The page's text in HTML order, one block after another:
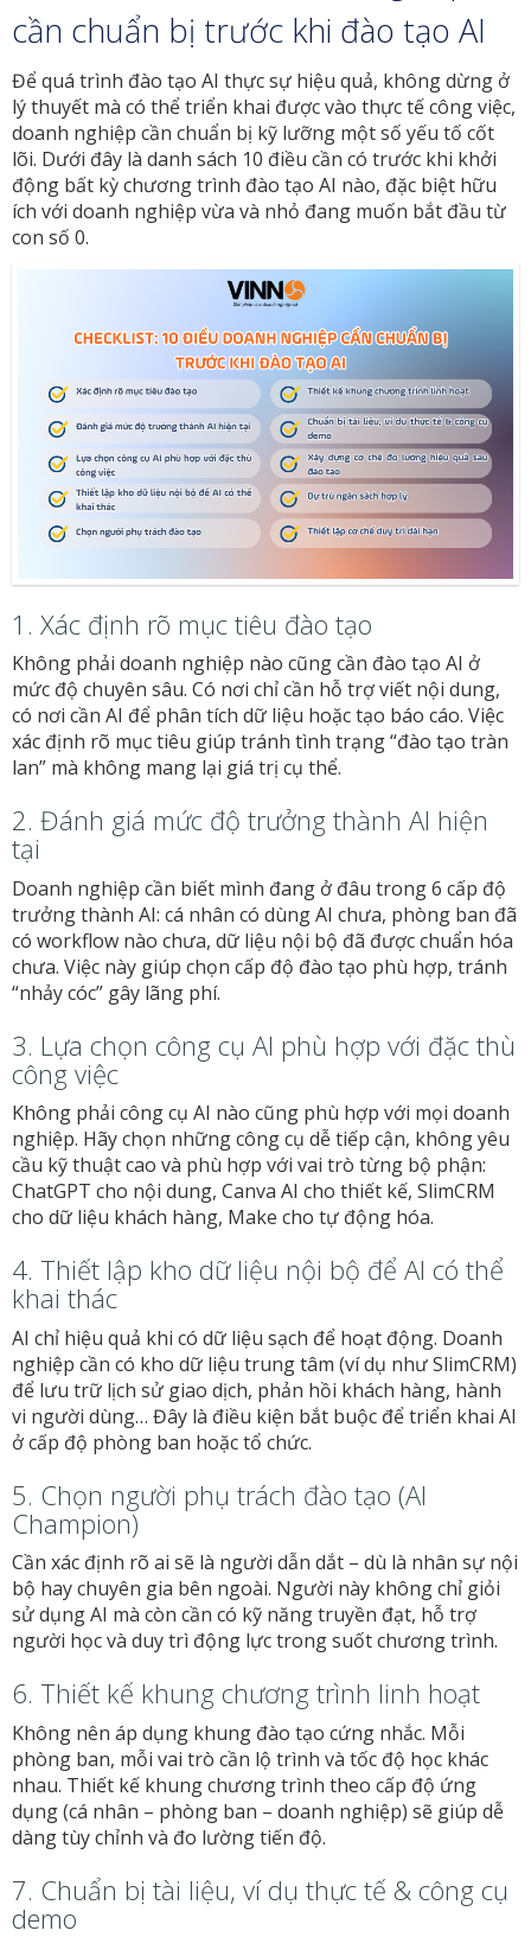
cần chuẩn bị trước khi đào tạo AI
Để quá trình đào tạo AI thực sự hiệu quả, không dừng ở
lý thuyết mà có thể triển khai được vào thực tế công việc,
doanh nghiệp cần chuẩn bị kỹ lưỡng một số yếu tố cốt
lõi. Dưới đây là danh sách 10 điều cần có trước khi khởi
động bất kỳ chương trình đào tạo AI nào, đặc biệt hữu
ích với doanh nghiệp vừa và nhỏ đang muốn bắt đầu từ
con số 0.
1. Xác định rõ mục tiêu đào tạo
Không phải doanh nghiệp nào cũng cần đào tạo AI ở
mức độ chuyên sâu. Có nơi chỉ cần hỗ trợ viết nội dung,
có nơi cần AI để phân tích dữ liệu hoặc tạo báo cáo. Việc
xác định rõ mục tiêu giúp tránh tình trạng “đào tạo tràn
lan” mà không mang lại giá trị cụ thể.
2. Đánh giá mức độ trưởng thành AI hiện
tại
Doanh nghiệp cần biết mình đang ở đâu trong 6 cấp độ
trưởng thành AI: cá nhân có dùng AI chưa, phòng ban đã
có workflow nào chưa, dữ liệu nội bộ đã được chuẩn hóa
chưa. Việc này giúp chọn cấp độ đào tạo phù hợp, tránh
“nhảy cóc” gây lãng phí.
3. Lựa chọn công cụ AI phù hợp với đặc thù
công việc
Không phải công cụ AI nào cũng phù hợp với mọi doanh
nghiệp. Hãy chọn những công cụ dễ tiếp cận, không yêu
cầu kỹ thuật cao và phù hợp với vai trò từng bộ phận:
ChatGPT cho nội dung, Canva AI cho thiết kế, SlimCRM
cho dữ liệu khách hàng, Make cho tự động hóa.
4. Thiết lập kho dữ liệu nội bộ để AI có thể
khai thác
AI chỉ hiệu quả khi có dữ liệu sạch để hoạt động. Doanh
nghiệp cần có kho dữ liệu trung tâm (ví dụ như SlimCRM)
để lưu trữ lịch sử giao dịch, phản hồi khách hàng, hành
vi người dùng… Đây là điều kiện bắt buộc để triển khai AI
ở cấp độ phòng ban hoặc tổ chức.
5. Chọn người phụ trách đào tạo (AI
Champion)
Cần xác định rõ ai sẽ là người dẫn dắt – dù là nhân sự nội
bộ hay chuyên gia bên ngoài. Người này không chỉ giỏi
sử dụng AI mà còn cần có kỹ năng truyền đạt, hỗ trợ
người học và duy trì động lực trong suốt chương trình.
6. Thiết kế khung chương trình linh hoạt
Không nên áp dụng khung đào tạo cứng nhắc. Mỗi
phòng ban, mỗi vai trò cần lộ trình và tốc độ học khác
nhau. Thiết kế khung chương trình theo cấp độ ứng
dụng (cá nhân – phòng ban – doanh nghiệp) sẽ giúp dễ
dàng tùy chỉnh và đo lường tiến độ.
7. Chuẩn bị tài liệu, ví dụ thực tế & công cụ
demo